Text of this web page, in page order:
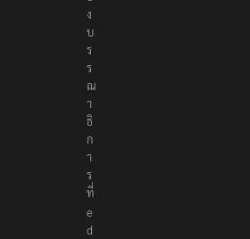
ง
บ
ร
ร
ณ
า
ธิ
ก
า
ร
ที่
e
d